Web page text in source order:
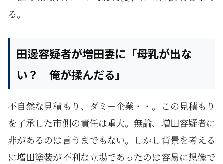
る。
田邊容疑者が増田妻に「母乳が出な
い？ 俺が揉んだる」
不自然な見積もり、ダミー企業・・。この見積もり
を了承した市側の責任は重大。無論、増田容疑者に
非があるのは言うまでもない。しかし背景を考える
に増田塗装が不利な立場であったのは容易に想像で